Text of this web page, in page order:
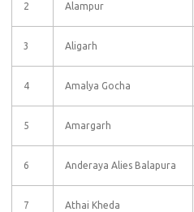
2 Alampur
3 Aligarh
4 Amalya Gocha
5 Amargarh
6 Anderaya Alies Balapura
7 Athai Kheda